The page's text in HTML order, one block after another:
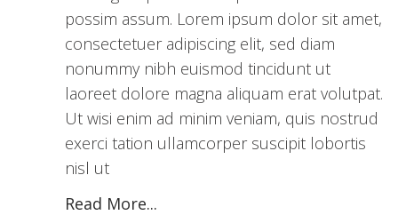
possim assum. Lorem ipsum dolor sit amet,
consectetuer adipiscing elit, sed diam
nonummy nibh euismod tincidunt ut
laoreet dolore magna aliquam erat volutpat.
Ut wisi enim ad minim veniam, quis nostrud
exerci tation ullamcorper suscipit lobortis
nisl ut
Read More...